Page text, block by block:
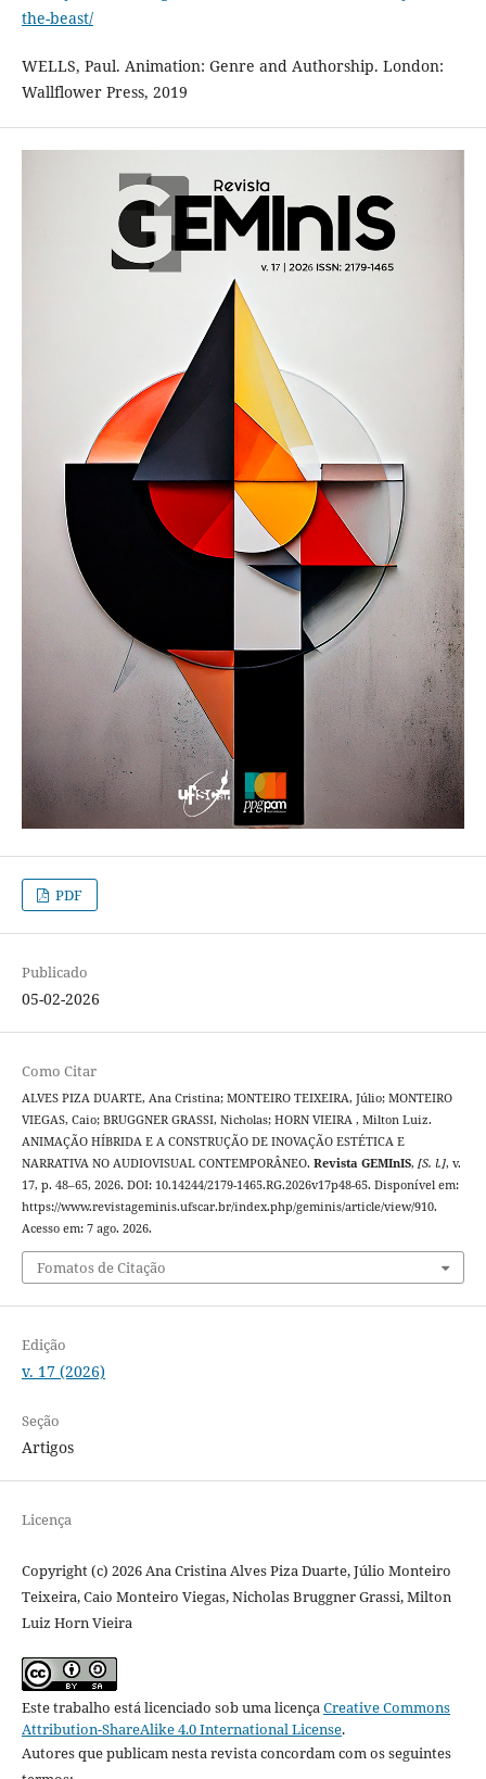
the-beast/
WELLS, Paul. Animation: Genre and Authorship. London:
Wallflower Press, 2019
PDF
Publicado
05-02-2026
Como Citar
ALVES PIZA DUARTE, Ana Cristina; MONTEIRO TEIXEIRA, Júlio; MONTEIRO
VIEGAS, Caio; BRUGGNER GRASSI, Nicholas; HORN VIEIRA , Milton Luiz.
ANIMAÇÃO HÍBRIDA E A CONSTRUÇÃO DE INOVAÇÃO ESTÉTICA E
NARRATIVA NO AUDIOVISUAL CONTEMPORÂNEO. Revista GEMInIS, [S. l.], v.
17, p. 48–65, 2026. DOI: 10.14244/2179-1465.RG.2026v17p48-65. Disponível em:
https://www.revistageminis.ufscar.br/index.php/geminis/article/view/910.
Acesso em: 7 ago. 2026.
Fomatos de Citação
Edição
v. 17 (2026)
Seção
Artigos
Licença
Copyright (c) 2026 Ana Cristina Alves Piza Duarte, Júlio Monteiro
Teixeira, Caio Monteiro Viegas, Nicholas Bruggner Grassi, Milton
Luiz Horn Vieira
Este trabalho está licenciado sob uma licençaCreative Commons
Attribution-ShareAlike 4.0 International License.
Autores que publicam nesta revista concordam com os seguintes